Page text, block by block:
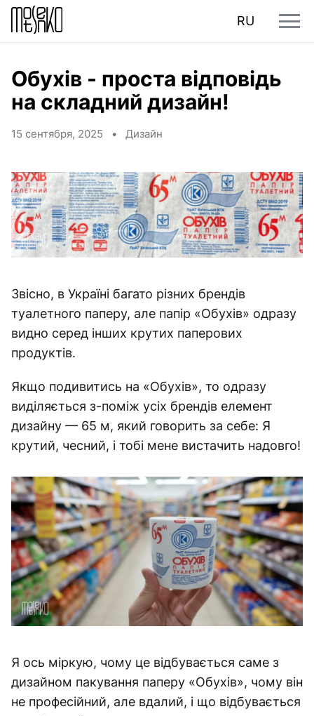
RU
Обухів - проста відповідь
на складний дизайн!
15 сентября, 2025 • Дизайн
Звісно, в Україні багато різних брендів
туалетного паперу, але папір «Обухів» одразу
видно серед інших крутих паперових
продуктів.
Якщо подивитись на «Обухів», то одразу
виділяється з-поміж усіх брендів елемент
дизайну — 65 м, який говорить за себе: Я
крутий, чесний, і тобі мене вистачить надовго!
Я ось міркую, чому це відбувається саме з
дизайном пакування паперу «Обухів», чому він
не професійний, але вдалий, і що відбувається